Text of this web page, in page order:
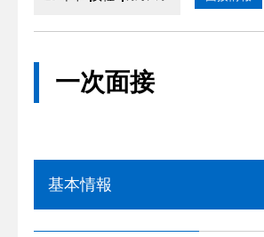
一次面接
基本情報